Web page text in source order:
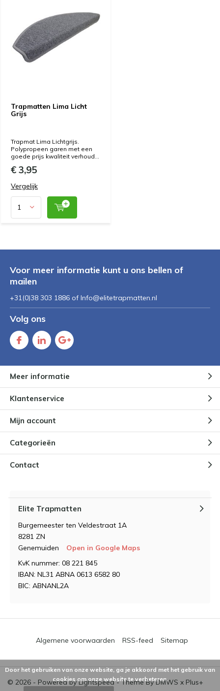
Trapmatten Lima Licht
Grijs
Trapmat Lima Lichtgrijs.
Polypropeen garen met een
goede prijs kwaliteit verhoud...
€ 3,95
Vergelijk
Voor meer informatie kunt u ons bellen of
mailen
+31(0)38 303 1886 of Info@elitetrapmatten.nl
Volg ons
Meer informatie
Klantenservice
Mijn account
Categorieën
Contact
Elite Trapmatten
Burgemeester ten Veldestraat 1A
8281 ZN
Genemuiden
Open in Google Maps
KvK nummer: 08 221 845
IBAN: NL31 ABNA 0613 6582 80
BIC: ABNANL2A
© 2026 - Powered byLightspeed- Theme ByDMWS x Plus+
Algemene voorwaarden RSS-feed Sitemap
Door het gebruiken van onze website, ga je akkoord met het gebruik van
cookies om onze website te verbeteren.